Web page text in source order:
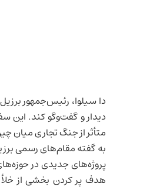
دا سیلوا، رئیس‌جمهور
دیدار و گفت‌وگو کند. این
متأثر از جنگ تجاری میان
به گفته مقام‌های رسمی
پروژه‌های جدیدی در
هدف پر کردن بخشی از خلأ